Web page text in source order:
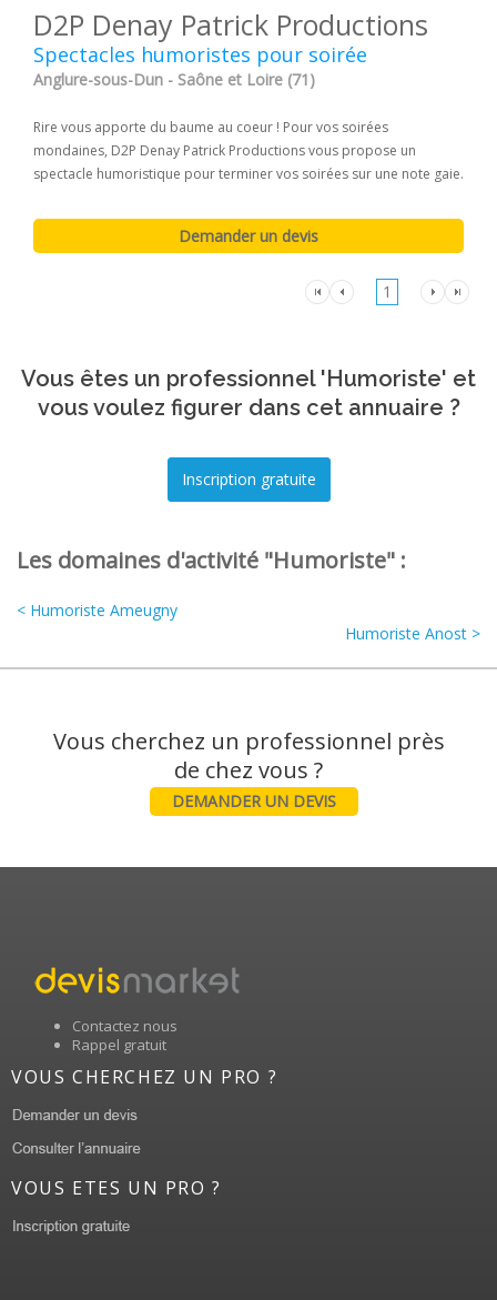
D2P Denay Patrick Productions
Spectacles humoristes pour soirée
Anglure-sous-Dun - Saône et Loire (71)
Rire vous apporte du baume au coeur ! Pour vos soirées
mondaines, D2P Denay Patrick Productions vous propose un
spectacle humoristique pour terminer vos soirées sur une note gaie.
1
Vous êtes un professionnel 'Humoriste' et
vous voulez figurer dans cet annuaire ?
Les domaines d'activité "Humoriste" :
< Humoriste Ameugny
Humoriste Anost >
Vous cherchez un professionnel près
DEMANDER UN DEVIS
Contactez nous
Rappel gratuit
VOUS CHERCHEZ UN PRO ?
VOUS ETES UN PRO ?